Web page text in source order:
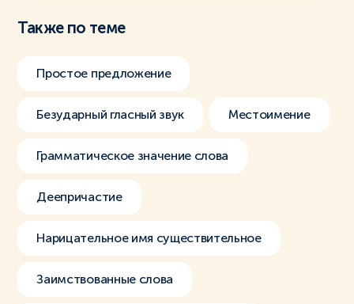
Также по теме
Простое предложение
Безударный гласный звук Местоимение
Грамматическое значение слова
Деепричастие
Нарицательное имя существительное
Заимствованные слова